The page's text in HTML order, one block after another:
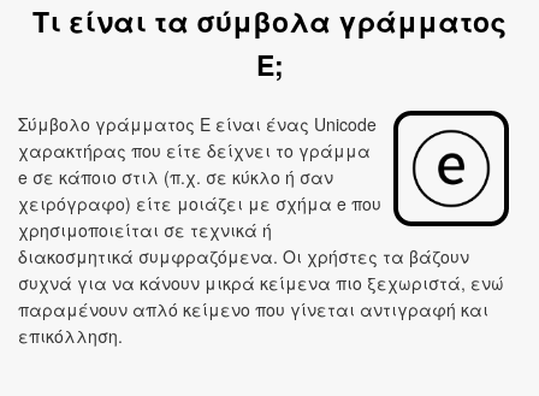
Τι είναι τα σύμβολα γράμματος
E;
Σύμβολο γράμματος E είναι ένας Unicode
χαρακτήρας που είτε δείχνει το γράμμα
e σε κάποιο στιλ (π.χ. σε κύκλο ή σαν
χειρόγραφο) είτε μοιάζει με σχήμα e που
χρησιμοποιείται σε τεχνικά ή
διακοσμητικά συμφραζόμενα. Οι χρήστες τα βάζουν
συχνά για να κάνουν μικρά κείμενα πιο ξεχωριστά, ενώ
παραμένουν απλό κείμενο που γίνεται αντιγραφή και
επικόλληση.